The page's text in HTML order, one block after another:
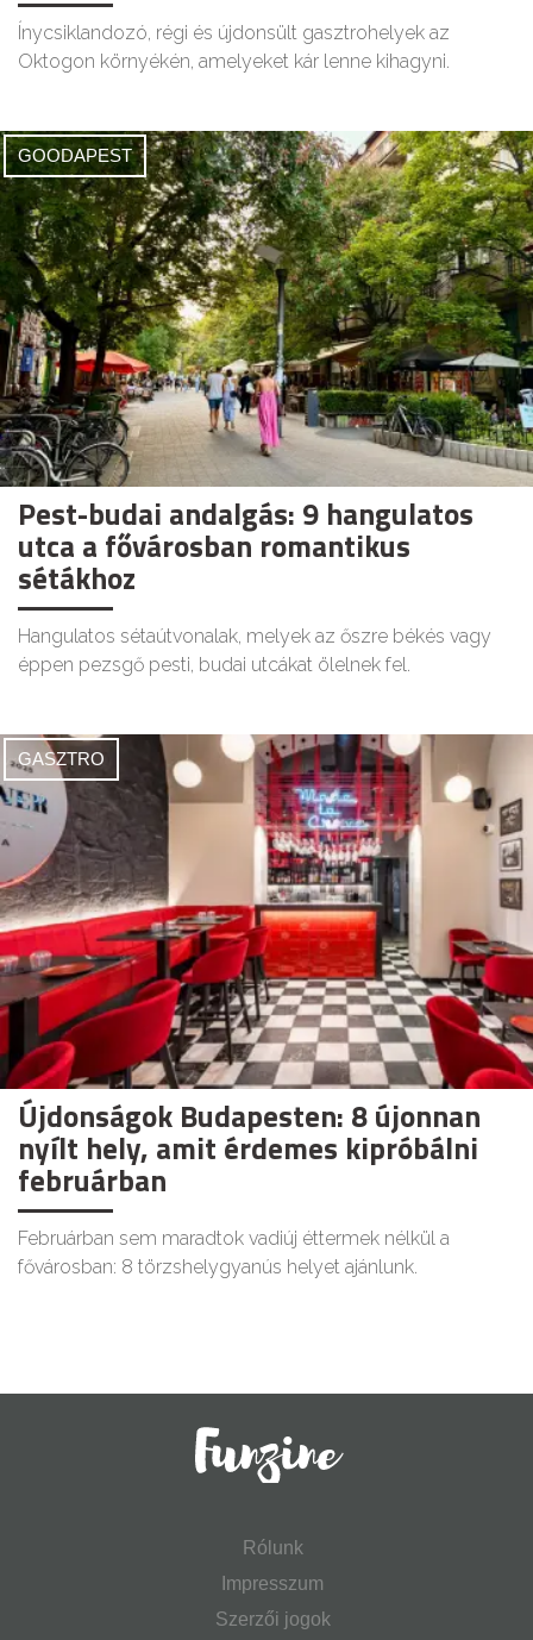
Ínycsiklandozó, régi és újdonsült gasztrohelyek az
Oktogon környékén, amelyeket kár lenne kihagyni.
GOODAPEST
Pest-budai andalgás: 9 hangulatos
utca a fővárosban romantikus
sétákhoz
Hangulatos sétaútvonalak, melyek az őszre békés vagy
éppen pezsgő pesti, budai utcákat ölelnek fel.
GASZTRO
Újdonságok Budapesten: 8 újonnan
nyílt hely, amit érdemes kipróbálni
februárban
Februárban sem maradtok vadiúj éttermek nélkül a
fővárosban: 8 törzshelygyanús helyet ajánlunk.
Rólunk
Impresszum
Szerzői jogok